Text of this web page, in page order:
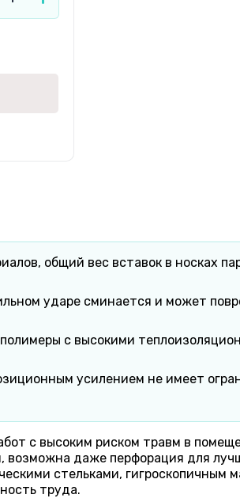
общий вес вставок в носках
ударе сминается и может
с высокими
усилением не имеет
с высоким риском травм в
возможна даже перфорация для
стельками, гигроскопичным
труда.